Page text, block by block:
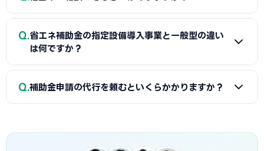
補助金の専門家に相談するのも有効です。
A
はい、福島商工会議所・福島県よろず支援拠点などで相談
できます。
Q 省エネ補助金の指定設備導入事業と一般型の違い
は何ですか？
A
指定設備導入事業は事前登録された省エネ設備から選ぶ
Q 補助金申請の代行を頼むといくらかかりますか？
す。当サイトでは福島市に対応した専門家を無料でご紹介して